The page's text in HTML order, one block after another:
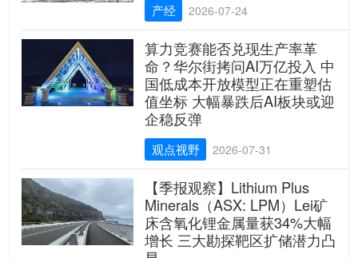
产经 2026-07-24
算力竞赛能否兑现生产率革
命？华尔街拷问AI万亿投入 中
国低成本开放模型正在重塑估
值坐标 大幅暴跌后AI板块或迎
企稳反弹
观点视野 2026-07-31
【季报观察】Lithium Plus
Minerals（ASX: LPM）Lei矿
床含氧化锂金属量获34%大幅
增长 三大勘探靶区扩储潜力凸